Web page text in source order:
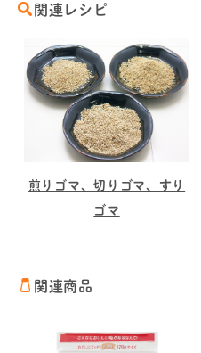
関連レシピ
煎りゴマ、切りゴマ、すり
ゴマ
関連商品